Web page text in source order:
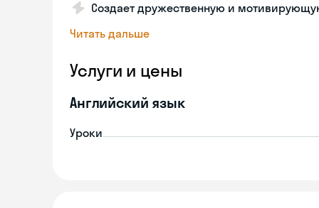
Создает дружественную и
Читать дальше
Услуги и цены
Английский язык
Уроки